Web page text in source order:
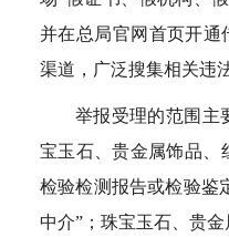
并在总局官网首页开通
渠道，广泛搜集相关违
举报受理的范围主
宝玉石、贵金属饰品、
检验检测报告或检验鉴
中介”；珠宝玉石、贵